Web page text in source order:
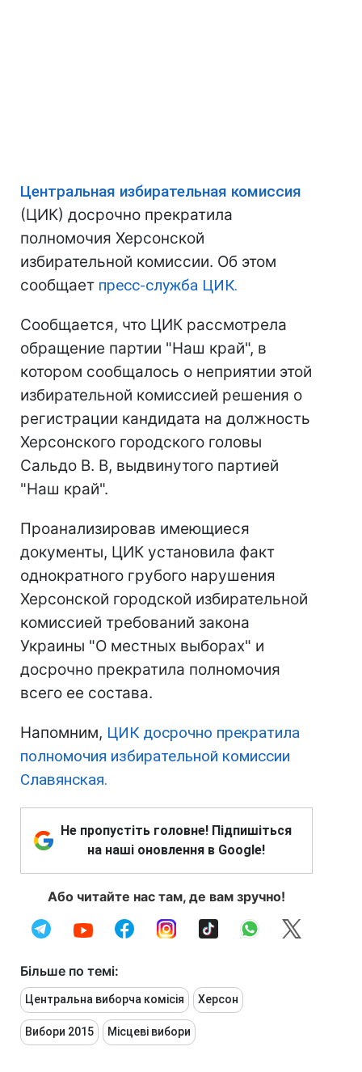
Центральная избирательная комиссия
(ЦИК) досрочно прекратила
полномочия Херсонской
избирательной комиссии. Об этом
сообщает пресс-служба ЦИК.
Сообщается, что ЦИК рассмотрела
обращение партии "Наш край", в
котором сообщалось о неприятии этой
избирательной комиссией решения о
регистрации кандидата на должность
Херсонского городского головы
Сальдо В. В, выдвинутого партией
"Наш край".
Проанализировав имеющиеся
документы, ЦИК установила факт
однократного грубого нарушения
Херсонской городской избирательной
комиссией требований закона
Украины "О местных выборах" и
досрочно прекратила полномочия
всего ее состава.
Напомним, ЦИК досрочно прекратила
полномочия избирательной комиссии
Славянская.
Не пропустіть головне! Підпишіться
на наші оновлення в Google!
Або читайте нас там, де вам зручно!
Більше по темі:
Центральна виборча комісія Херсон
Вибори 2015 Місцеві вибори